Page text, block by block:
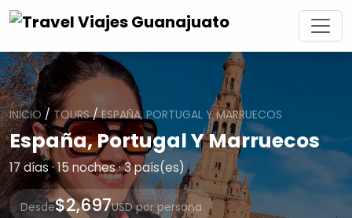
INICIO / TOURS/ESPAÑA, PORTUGAL Y MARRUECOS
España, Portugal Y Marruecos
17 días · 15 noches · 3 país(es)
Desde$2,697USD por persona